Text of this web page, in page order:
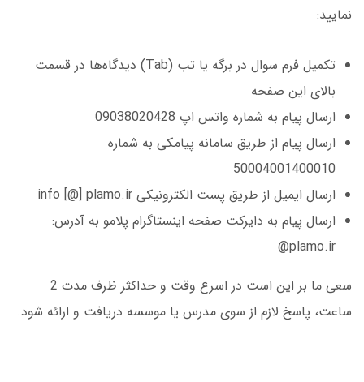
نمایید:
تکمیل فرم سوال در برگه یا تب (Tab) دیدگاه‌ها در قسمت
بالای این صفحه
ارسال پیام به شماره واتس اپ 09038020428
ارسال پیام از طریق سامانه پیامکی به شماره
50004001400010
ارسال ایمیل از طریق پست الکترونیکی info [@] plamo.ir
ارسال پیام به دایرکت صفحه اینستاگرام پلامو به آدرس:
plamo.ir@
سعی ما بر این است در اسرع وقت و حداکثر ظرف مدت 2
ساعت، پاسخ لازم از سوی مدرس یا موسسه دریافت و ارائه شود.